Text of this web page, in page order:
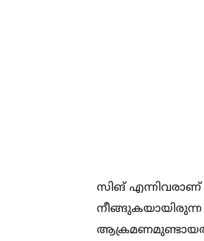
സിങ് എന്നിവരാണ്
ആക്രമണമുണ്ടായത്.